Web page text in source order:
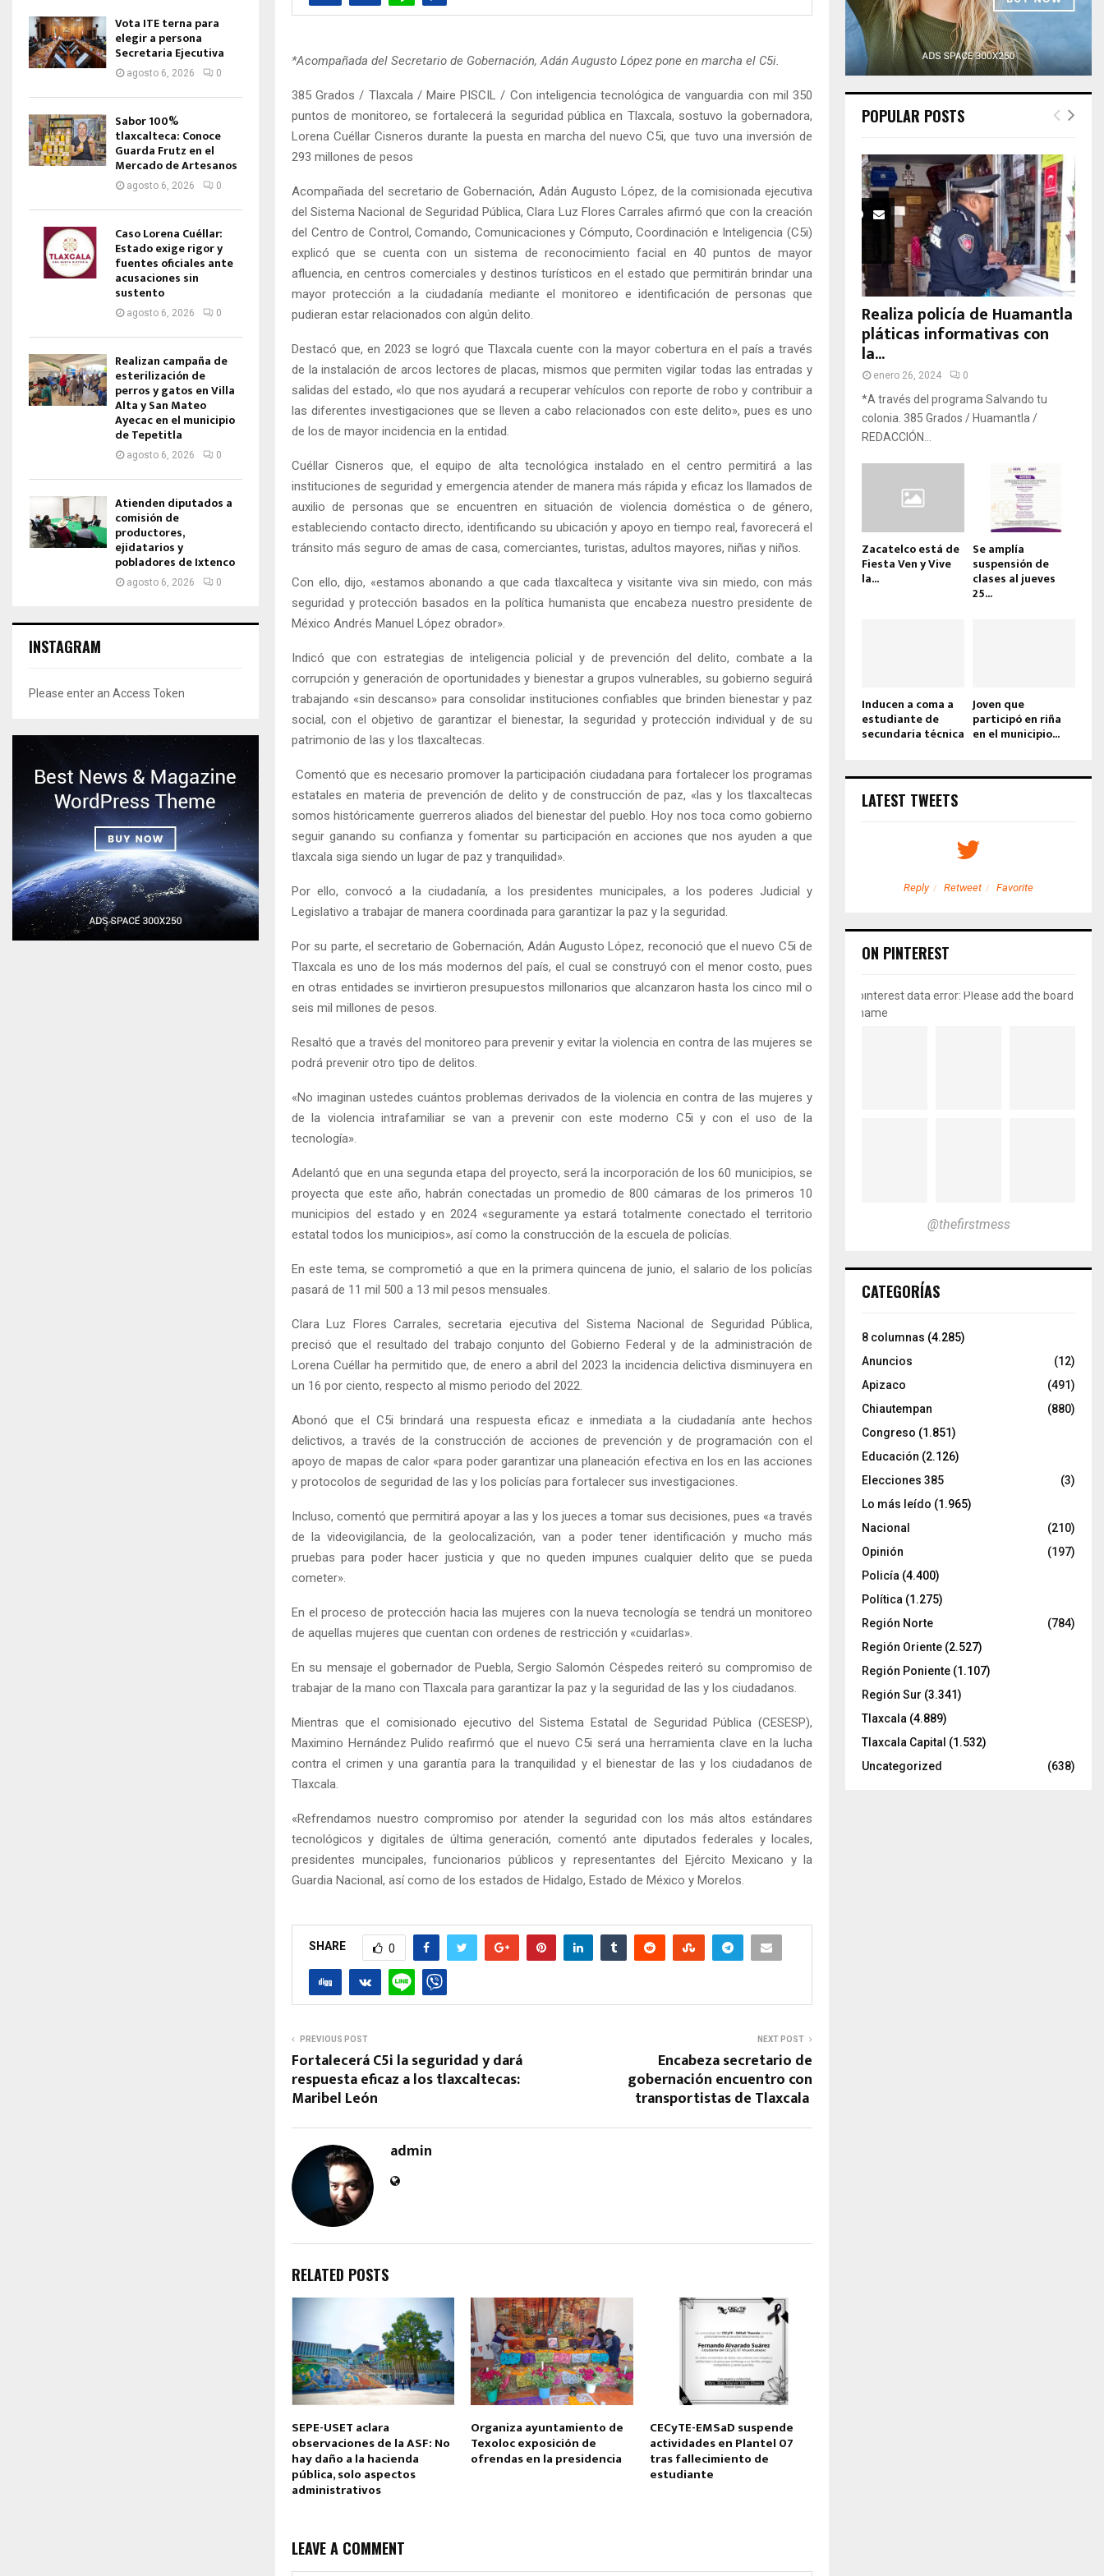
*Acompañada del Secretario de Gobernación, Adán Augusto López pone en marcha el C5i.
385 Grados / Tlaxcala / Maire PISCIL / Con inteligencia tecnológica de vanguardia con mil 350
puntos de monitoreo, se fortalecerá la seguridad pública en Tlaxcala, sostuvo la gobernadora,
Lorena Cuéllar Cisneros durante la puesta en marcha del nuevo C5i, que tuvo una inversión de
293 millones de pesos
Acompañada del secretario de Gobernación, Adán Augusto López, de la comisionada ejecutiva
del Sistema Nacional de Seguridad Pública, Clara Luz Flores Carrales afirmó que con la creación
del Centro de Control, Comando, Comunicaciones y Cómputo, Coordinación e Inteligencia (C5i)
explicó que se cuenta con un sistema de reconocimiento facial en 40 puntos de mayor
afluencia, en centros comerciales y destinos turísticos en el estado que permitirán brindar una
mayor protección a la ciudadanía mediante el monitoreo e identificación de personas que
pudieran estar relacionados con algún delito.
Destacó que, en 2023 se logró que Tlaxcala cuente con la mayor cobertura en el país a través
de la instalación de arcos lectores de placas, mismos que permiten vigilar todas las entradas y
salidas del estado, «lo que nos ayudará a recuperar vehículos con reporte de robo y contribuir a
las diferentes investigaciones que se lleven a cabo relacionados con este delito», pues es uno
de los de mayor incidencia en la entidad.
Cuéllar Cisneros que, el equipo de alta tecnológica instalado en el centro permitirá a las
instituciones de seguridad y emergencia atender de manera más rápida y eficaz los llamados de
auxilio de personas que se encuentren en situación de violencia doméstica o de género,
estableciendo contacto directo, identificando su ubicación y apoyo en tiempo real, favorecerá el
tránsito más seguro de amas de casa, comerciantes, turistas, adultos mayores, niñas y niños.
Con ello, dijo, «estamos abonando a que cada tlaxcalteca y visitante viva sin miedo, con más
seguridad y protección basados en la política humanista que encabeza nuestro presidente de
México Andrés Manuel López obrador».
Indicó que con estrategias de inteligencia policial y de prevención del delito, combate a la
corrupción y generación de oportunidades y bienestar a grupos vulnerables, su gobierno seguirá
trabajando «sin descanso» para consolidar instituciones confiables que brinden bienestar y paz
social, con el objetivo de garantizar el bienestar, la seguridad y protección individual y de su
patrimonio de las y los tlaxcaltecas.
Comentó que es necesario promover la participación ciudadana para fortalecer los programas
estatales en materia de prevención de delito y de construcción de paz, «las y los tlaxcaltecas
somos históricamente guerreros aliados del bienestar del pueblo. Hoy nos toca como gobierno
seguir ganando su confianza y fomentar su participación en acciones que nos ayuden a que
tlaxcala siga siendo un lugar de paz y tranquilidad».
Por ello, convocó a la ciudadanía, a los presidentes municipales, a los poderes Judicial y
Legislativo a trabajar de manera coordinada para garantizar la paz y la seguridad.
Por su parte, el secretario de Gobernación, Adán Augusto López, reconoció que el nuevo C5i de
Tlaxcala es uno de los más modernos del país, el cual se construyó con el menor costo, pues
en otras entidades se invirtieron presupuestos millonarios que alcanzaron hasta los cinco mil o
seis mil millones de pesos.
Resaltó que a través del monitoreo para prevenir y evitar la violencia en contra de las mujeres se
podrá prevenir otro tipo de delitos.
«No imaginan ustedes cuántos problemas derivados de la violencia en contra de las mujeres y
de la violencia intrafamiliar se van a prevenir con este moderno C5i y con el uso de la
tecnología».
Adelantó que en una segunda etapa del proyecto, será la incorporación de los 60 municipios, se
proyecta que este año, habrán conectadas un promedio de 800 cámaras de los primeros 10
municipios del estado y en 2024 «seguramente ya estará totalmente conectado el territorio
estatal todos los municipios», así como la construcción de la escuela de policías.
En este tema, se comprometió a que en la primera quincena de junio, el salario de los policías
pasará de 11 mil 500 a 13 mil pesos mensuales.
Clara Luz Flores Carrales, secretaria ejecutiva del Sistema Nacional de Seguridad Pública,
precisó que el resultado del trabajo conjunto del Gobierno Federal y de la administración de
Lorena Cuéllar ha permitido que, de enero a abril del 2023 la incidencia delictiva disminuyera en
un 16 por ciento, respecto al mismo periodo del 2022.
Abonó que el C5i brindará una respuesta eficaz e inmediata a la ciudadanía ante hechos
delictivos, a través de la construcción de acciones de prevención y de programación con el
apoyo de mapas de calor «para poder garantizar una planeación efectiva en los en las acciones
y protocolos de seguridad de las y los policías para fortalecer sus investigaciones.
Incluso, comentó que permitirá apoyar a las y los jueces a tomar sus decisiones, pues «a través
de la videovigilancia, de la geolocalización, van a poder tener identificación y mucho más
pruebas para poder hacer justicia y que no queden impunes cualquier delito que se pueda
cometer».
En el proceso de protección hacia las mujeres con la nueva tecnología se tendrá un monitoreo
de aquellas mujeres que cuentan con ordenes de restricción y «cuidarlas».
En su mensaje el gobernador de Puebla, Sergio Salomón Céspedes reiteró su compromiso de
trabajar de la mano con Tlaxcala para garantizar la paz y la seguridad de las y los ciudadanos.
Mientras que el comisionado ejecutivo del Sistema Estatal de Seguridad Pública (CESESP),
Maximino Hernández Pulido reafirmó que el nuevo C5i será una herramienta clave en la lucha
contra el crimen y una garantía para la tranquilidad y el bienestar de las y los ciudadanos de
Tlaxcala.
«Refrendamos nuestro compromiso por atender la seguridad con los más altos estándares
tecnológicos y digitales de última generación, comentó ante diputados federales y locales,
presidentes muncipales, funcionarios públicos y representantes del Ejército Mexicano y la
Guardia Nacional, así como de los estados de Hidalgo, Estado de México y Morelos.
SHARE 0
PREVIOUS POST
Fortalecerá C5i la seguridad y dará
respuesta eficaz a los tlaxcaltecas:
Maribel León
NEXT POST
Encabeza secretario de
gobernación encuentro con
transportistas de Tlaxcala
admin
RELATED POSTS
SEPE-USET aclara
observaciones de la ASF: No
hay daño a la hacienda
pública, solo aspectos
administrativos
Organiza ayuntamiento de
Texoloc exposición de
ofrendas en la presidencia
CECyTE-EMSaD suspende
actividades en Plantel 07
tras fallecimiento de
estudiante
LEAVE A COMMENT
Vota ITE terna para
elegir a persona
Secretaria Ejecutiva
agosto 6, 2026 0
Sabor 100%
tlaxcalteca: Conoce
Guarda Frutz en el
Mercado de Artesanos
agosto 6, 2026 0
Caso Lorena Cuéllar:
Estado exige rigor y
fuentes oficiales ante
acusaciones sin
sustento
agosto 6, 2026 0
Realizan campaña de
esterilización de
perros y gatos en Villa
Alta y San Mateo
Ayecac en el municipio
de Tepetitla
agosto 6, 2026 0
Atienden diputados a
comisión de
productores,
ejidatarios y
pobladores de Ixtenco
agosto 6, 2026 0
INSTAGRAM
Please enter an Access Token
POPULAR POSTS
Realiza policía de Huamantla
pláticas informativas con
la...
enero 26, 2024 0
*A través del programa Salvando tu
colonia. 385 Grados / Huamantla /
REDACCIÓN...
Zacatelco está de
Fiesta Ven y Vive
la...
Se amplía
suspensión de
clases al jueves
25...
Inducen a coma a
estudiante de
secundaria técnica
Joven que
participó en riña
en el municipio...
LATEST TWEETS
Reply Retweet Favorite Reply Retweet Favorite Reply Retweet Favorite
ON PINTEREST
pinterest data error: Please add the board
name
@thefirstmess
CATEGORÍAS
8 columnas (4.285)
Anuncios
(12)
Apizaco
(491)
Chiautempan
(880)
Congreso (1.851)
Educación (2.126)
Elecciones 385
(3)
Lo más leído (1.965)
Nacional
(210)
Opinión
(197)
Policía (4.400)
Política (1.275)
Región Norte
(784)
Región Oriente (2.527)
Región Poniente (1.107)
Región Sur (3.341)
Tlaxcala (4.889)
Tlaxcala Capital (1.532)
Uncategorized
(638)